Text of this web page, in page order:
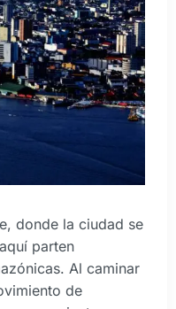
donde la ciudad se
parten
Al caminar
de